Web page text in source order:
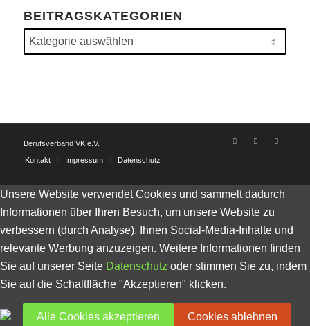
BEITRAGSKATEGORIEN
Beitragskategorien
Berufsverband VK e.V.
Kontakt
Impressum Datenschutz
Unsere Website verwendet Cookies und sammelt dadurch
Informationen über Ihren Besuch, um unsere Website zu
verbessern (durch Analyse), Ihnen Social-Media-Inhalte und
relevante Werbung anzuzeigen. Weitere Informationen finden
Sie auf unserer Seite Datenschutz oder stimmen Sie zu, indem
Sie auf die Schaltfläche "Akzeptieren" klicken.
Alle Cookies akzeptieren Cookies ablehnen